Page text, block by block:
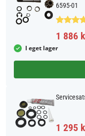
6595-01
1 886
I eget lager
1 295